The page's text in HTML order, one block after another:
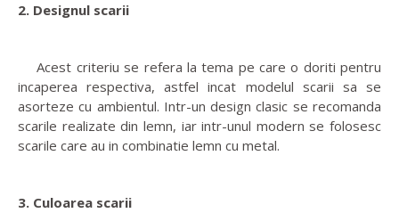
2. Designul scarii
Acest criteriu se refera la tema pe care o doriti pentru
incaperea respectiva, astfel incat modelul scarii sa se
asorteze cu ambientul. Intr-un design clasic se recomanda
scarile realizate din lemn, iar intr-unul modern se folosesc
scarile care au in combinatie lemn cu metal.
3. Culoarea scarii